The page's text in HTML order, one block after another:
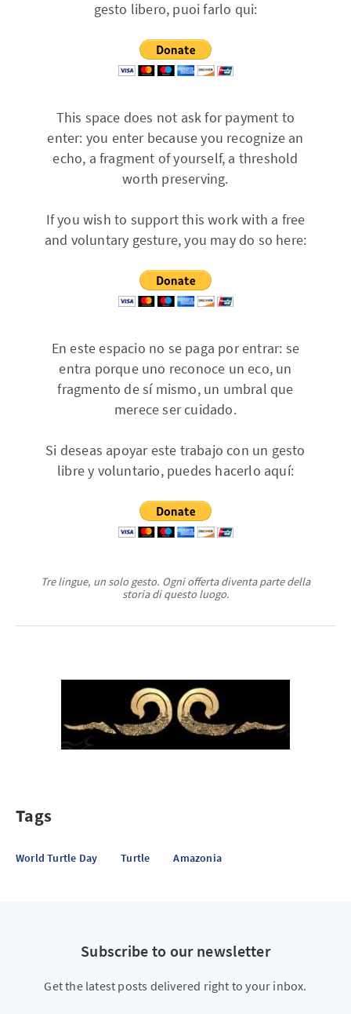
gesto libero, puoi farlo qui:
This space does not ask for payment to
enter: you enter because you recognize an
echo, a fragment of yourself, a threshold
worth preserving.
If you wish to support this work with a free
and voluntary gesture, you may do so here:
En este espacio no se paga por entrar: se
entra porque uno reconoce un eco, un
fragmento de sí mismo, un umbral que
merece ser cuidado.
Si deseas apoyar este trabajo con un gesto
libre y voluntario, puedes hacerlo aquí:
Tre lingue, un solo gesto. Ogni offerta diventa parte della
storia di questo luogo.
Tags
World Turtle Day Turtle Amazonia
Subscribe to our newsletter
Get the latest posts delivered right to your inbox.